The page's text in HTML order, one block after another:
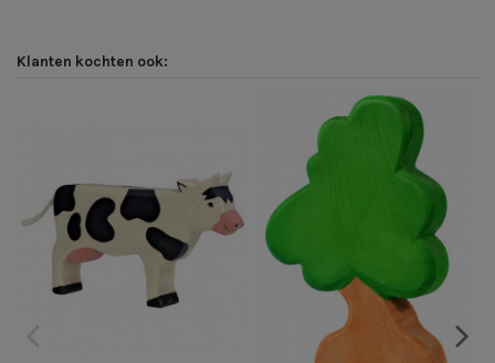
Klanten kochten ook: